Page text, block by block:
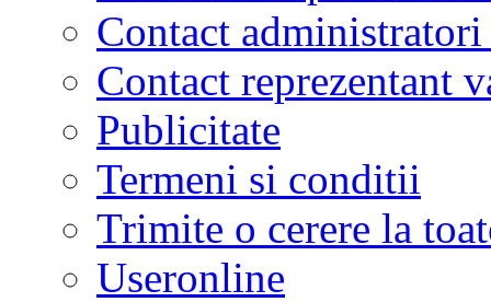
Contact
Contact reprezentant
Publicitate
Termeni si conditii
Trimite o cerere la
Useronline